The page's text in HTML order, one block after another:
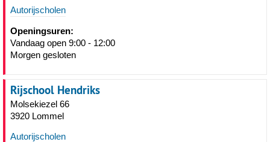
Autorijscholen
Openingsuren:
Vandaag open 9:00 - 12:00
Morgen gesloten
Rijschool Hendriks
Molsekiezel 66
3920 Lommel
Autorijscholen